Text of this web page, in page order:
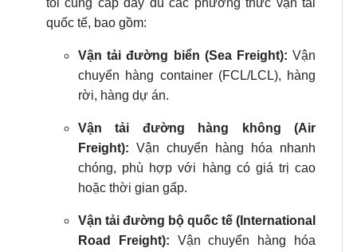
tôi cung cấp đầy đủ các phương thức vận tải
quốc tế, bao gồm:
Vận tải đường biển (Sea Freight): Vận
chuyển hàng container (FCL/LCL), hàng
rời, hàng dự án.
Vận tải đường hàng không (Air
Freight): Vận chuyển hàng hóa nhanh
chóng, phù hợp với hàng có giá trị cao
hoặc thời gian gấp.
Vận tải đường bộ quốc tế (International
Road Freight): Vận chuyển hàng hóa